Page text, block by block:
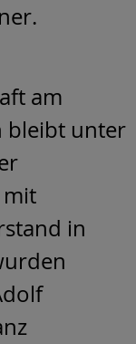
am
bleibt unter
mit
in